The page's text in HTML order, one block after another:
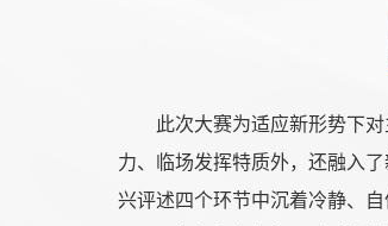
此次大赛为适应新形势下
力、临场发挥特质外，还融入
兴评述四个环节中沉着冷静、